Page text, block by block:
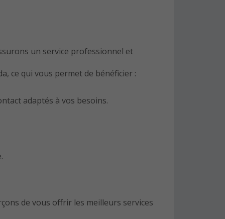
un service professionnel et
ce qui vous permet de bénéficier :
adaptés à vos besoins.
de vous offrir les meilleurs services